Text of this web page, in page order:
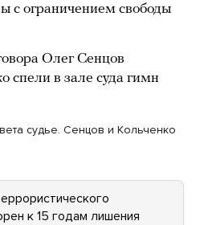
с ограничением свободы
Олег Сенцов
спели в зале суда гимн
судье. Сенцов и Кольченко
к 15 годам лишения